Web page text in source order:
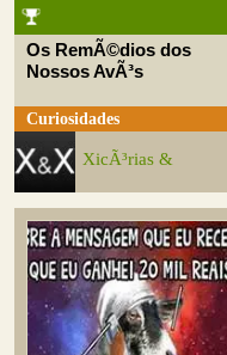
Os RemÃ©dios dos
Nossos AvÃ³s
Curiosidades
XicÃ³rias &